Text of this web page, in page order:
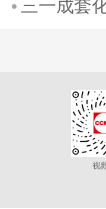
三一成套
视